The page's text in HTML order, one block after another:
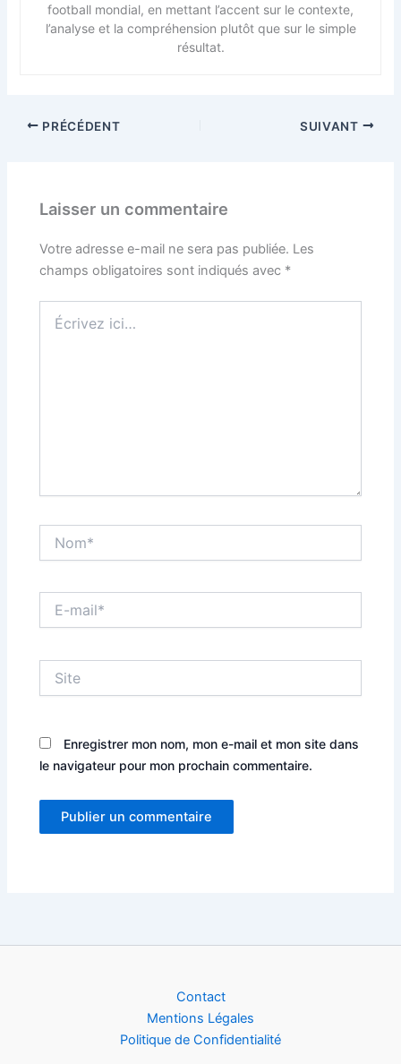
football mondial, en mettant l’accent sur le contexte,
l’analyse et la compréhension plutôt que sur le simple
résultat.
PRÉCÉDENT SUIVANT
Laisser un commentaire
Votre adresse e-mail ne sera pas publiée. Les
champs obligatoires sont indiqués avec *
ici…
mail*
Enregistrer mon nom, mon e-mail et mon site dans
le navigateur pour mon prochain commentaire.
Contact
Mentions Légales
Politique de Confidentialité